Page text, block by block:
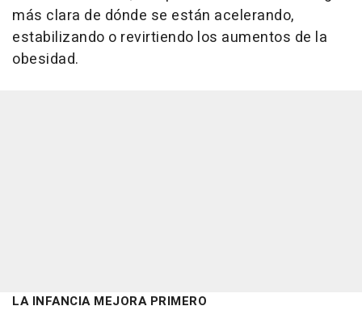
más clara de dónde se están acelerando,
estabilizando o revirtiendo los aumentos de la
obesidad.
LA INFANCIA MEJORA PRIMERO